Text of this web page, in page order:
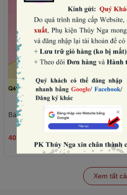
Bánh quy tim hồng mix mẫu (180gam).
40.000₫
Xem tất cả